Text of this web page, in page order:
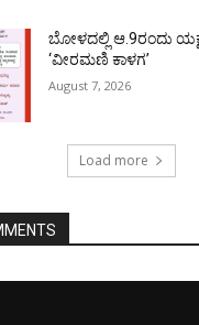
ಬೋಳದಲ್ಲಿ ಆ.9ರಂದು
‘ವೀರಮಣಿ ಕಾಳಗ’
August 7, 2026
Load more